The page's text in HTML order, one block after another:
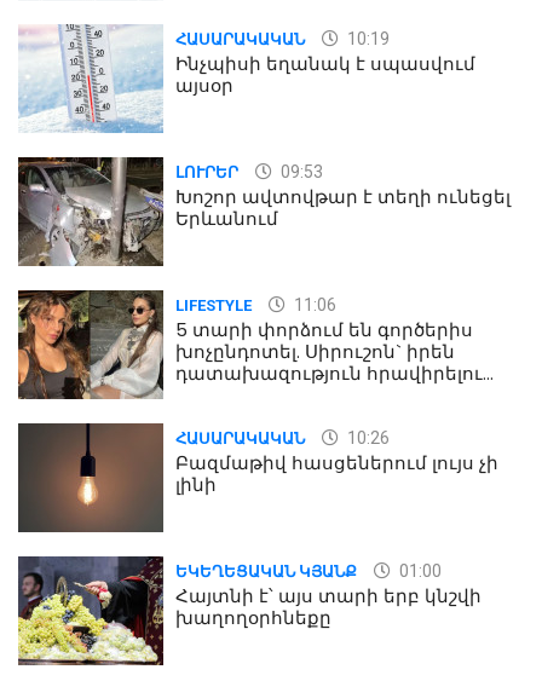
ՀԱՍԱՐԱԿԱԿԱՆ 10:19
Ինչպիսի եղանակ է սպասվում
այսօր
ԼՈՒՐԵՐ 09:53
Խոշոր ավտովթար է տեղի ունեցել
Երևանում
LIFESTYLE 11:06
5 տարի փորձում են գործերիս
խոչընդոտել. Սիրուշոն` իրեն
դատախազություն հրավիրելու
ՀԱՍԱՐԱԿԱԿԱՆ 10:26
Բազմաթիվ հասցեներում լույս չի
լինի
ԵԿԵՂԵՑԱԿԱՆ ԿՅԱՆՔ 01:00
Հայտնի է՝ այս տարի երբ կնշվի
խաղողօրհնեքը